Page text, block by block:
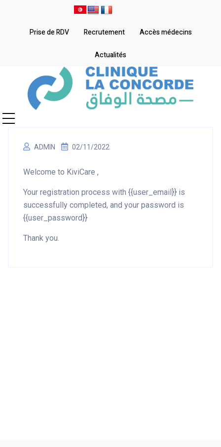
Prise de RDV Recrutement Accès médecins
Actualités
ADMIN 02/11/2022
Welcome to KiviCare ,
Your registration process with {{user_email}} is
successfully completed, and your password is
{{user_password}}
Thank you.